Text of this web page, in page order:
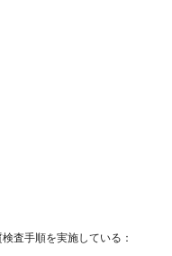
査手順を実施している：